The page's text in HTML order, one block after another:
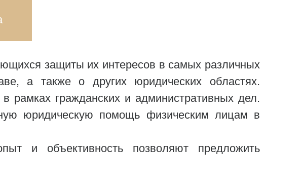
защиты их интересов в самых различных
а также о других юридических областях.
рамках гражданских и административных дел.
юридическую помощь физическим лицам в
и объективность позволяют предложить